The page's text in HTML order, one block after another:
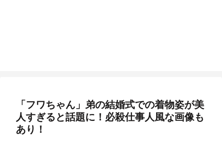
「フワちゃん」弟の結婚式での着物姿が美
人すぎると話題に！必殺仕事人風な画像も
あり！